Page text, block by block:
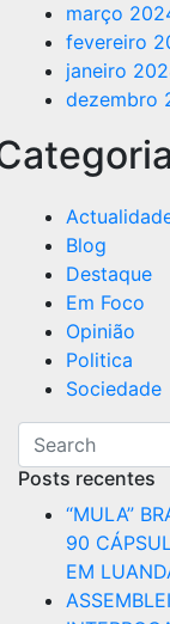
março
fevereiro
janeiro
dezembro
Blog
Destaque
Em Foco
Opinião
Politica
Sociedade
Posts recentes
“MULA”
90
EM